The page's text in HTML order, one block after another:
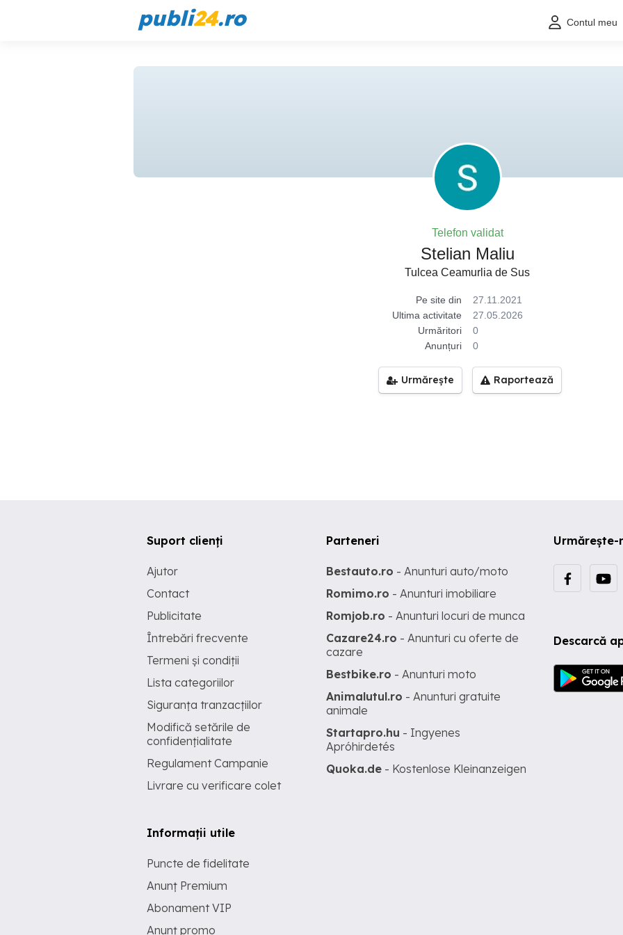
publi24.ro Contul meu
Telefon validat
Stelian Maliu
Tulcea Ceamurlia de Sus
Pe site din
27.11.2021
Ultima activitate
27.05.2026
Urmăritori
0
Anunțuri
0
Urmărește Raportează
Urmărește-
Descarcă
Suport clienți
Ajutor
Contact
Publicitate
Întrebări frecvente
Termeni și condiții
Lista categoriilor
Siguranța tranzacțiilor
Modifică setările de
confidențialitate
Regulament Campanie
Livrare cu verificare colet
Informații utile
Puncte de fidelitate
Anunț Premium
Abonament VIP
Anunț promo
Parteneri
Bestauto.ro - Anunturi auto/moto
Romimo.ro - Anunturi imobiliare
Romjob.ro - Anunturi locuri de munca
Cazare24.ro - Anunturi cu oferte de
cazare
Bestbike.ro - Anunturi moto
Animalutul.ro - Anunturi gratuite
animale
Startapro.hu - Ingyenes
Apróhirdetés
Quoka.de - Kostenlose Kleinanzeigen